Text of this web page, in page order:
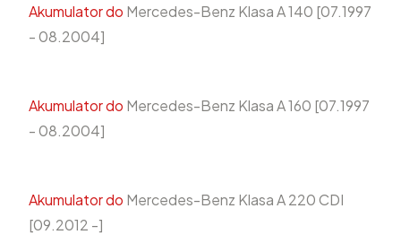
Akumulator do Mercedes-Benz Klasa A 140 [07.1997
- 08.2004]
Akumulator do Mercedes-Benz Klasa A 160 [07.1997
- 08.2004]
Akumulator do Mercedes-Benz Klasa A 220 CDI
[09.2012 -]